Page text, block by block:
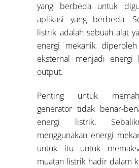
yang berbeda untuk
aplikasi yang berbeda.
listrik adalah sebuah alat
energi mekanik
eksternal menjadi energi
output.
Penting untuk
generator tidak benar-
energi listrik.
menggunakan energi
untuk itu untuk
muatan listrik hadir dalam